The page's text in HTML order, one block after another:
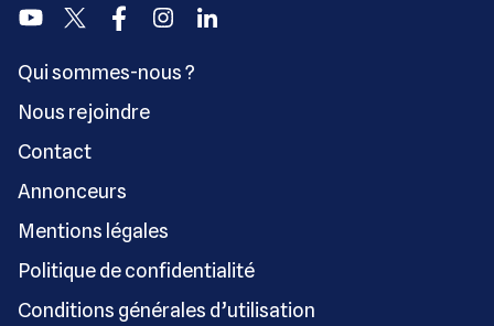
YoutubeTwitter FacebookInstagramLinkedin
Qui sommes-nous ?
Nous rejoindre
Contact
Annonceurs
Mentions légales
Politique de confidentialité
Conditions générales d’utilisation